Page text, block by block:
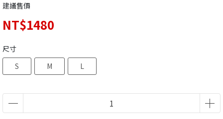
建議售價
NT$1480
尺寸
S
M L